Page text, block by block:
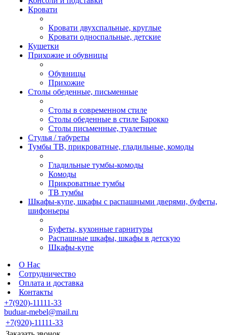
Кровати
Кровати двухспальные, круглые
Кровати односпальные, детские
Кушетки
Прихожие и обувницы
Обувницы
Прихожие
Столы обеденные, письменные
Столы в современном стиле
Столы обеденные в стиле Барокко
Столы письменные, туалетные
Стулья / табуреты
Тумбы ТВ, прикроватные, гладильные, комоды
Гладильные тумбы-комоды
Комоды
Прикроватные тумбы
ТВ тумбы
Шкафы-купе, шкафы с распашными дверями, буфеты,
шифоньеры
Буфеты, кухонные гарнитуры
Распашные шкафы, шкафы в детскую
Шкафы-купе
О Нас
Сотрудничество
Оплата и доставка
Контакты
+7(920)-11111-33
buduar-mebel@mail.ru
+7(920)-11111-33